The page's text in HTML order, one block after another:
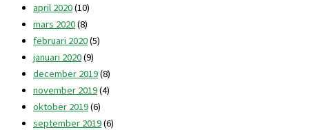
april 2020(10)
mars 2020(8)
februari 2020(5)
januari 2020(9)
december 2019(8)
november 2019(4)
oktober 2019(6)
september 2019(6)